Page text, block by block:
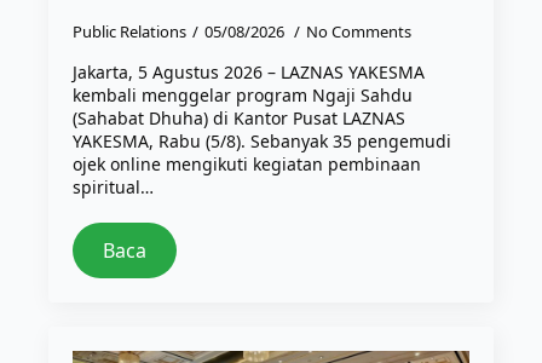
Public Relations 05/08/2026 No Comments
Jakarta, 5 Agustus 2026 – LAZNAS YAKESMA
kembali menggelar program Ngaji Sahdu
(Sahabat Dhuha) di Kantor Pusat LAZNAS
YAKESMA, Rabu (5/8). Sebanyak 35 pengemudi
ojek online mengikuti kegiatan pembinaan
spiritual…
Baca